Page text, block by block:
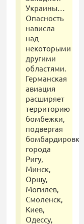
Украины…
Опасность
нависла
над
некоторыми
другими
областями.
Германская
авиация
расширяет
территорию
бомбежки,
подвергая
города
Ригу,
Минск,
Оршу,
Могилев,
Смоленск,
Киев,
Одессу,